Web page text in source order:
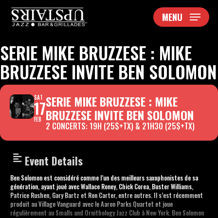
Skip
MENU
SERIE MIKE BRUZZESE : MIKE
BRUZZESE INVITE BEN SOLOMON
SAT
17
FEB
SERIE MIKE BRUZZESE : MIKE
BRUZZESE INVITE BEN SOLOMON
2 CONCERTS: 19H (25$+TX) & 21H30 (25$+TX)
Event Details
Ben Solomon est considéré comme l’un des meilleurs saxophonistes de sa
génération, ayant joué avec Wallace Roney, Chick Corea, Buster Williams,
Patrice Rushen, Gary Bartz et Ron Carter, entre autres. Il s’est récemment
produit au Village Vanguard avec le Aaron Parks Quartet et joue
régulièrement au Smalls and Ornithology Jazz Club à New York. Ben Solomon